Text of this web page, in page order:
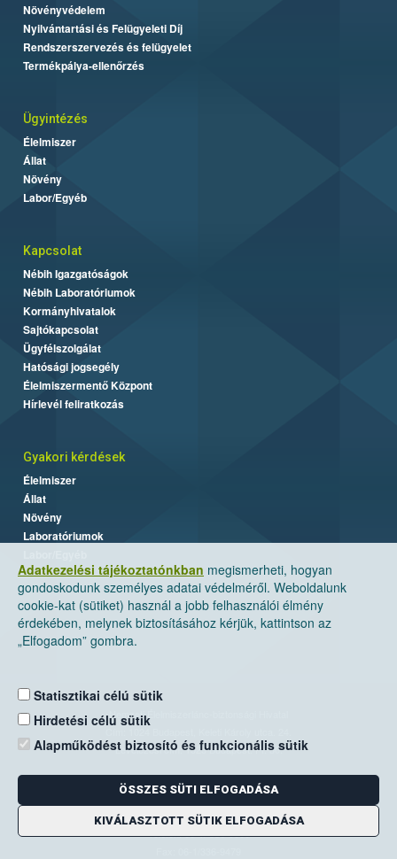
Adatkezelési tájékoztatónkban megismerheti, hogyan
gondoskodunk személyes adatai védelméről. Weboldalunk
cookie-kat (sütiket) használ a jobb felhasználói élmény
érdekében, melynek biztosításához kérjük, kattintson az
„Elfogadom” gombra.
Statisztikai célú sütik
Hirdetési célú sütik
Alapműködést biztosító és funkcionális sütik
ÖSSZES SÜTI ELFOGADÁSA
KIVÁLASZTOTT SÜTIK ELFOGADÁSA
Növényvédelem
Nyilvántartási és Felügyeleti Díj
Rendszerszervezés és felügyelet
Termékpálya-ellenőrzés
Ügyintézés
Élelmiszer
Állat
Növény
Labor/Egyéb
Kapcsolat
Nébih Igazgatóságok
Nébih Laboratóriumok
Kormányhivatalok
Sajtókapcsolat
Ügyfélszolgálat
Hatósági jogsegély
Élelmiszermentő Központ
Hírlevél feliratkozás
Gyakori kérdések
Élelmiszer
Állat
Növény
Laboratóriumok
Nemzeti Élelmiszerlánc-biztonsági Hivatal
Levelezési cím: 1525 Budapest. Pf. 30.
E-mail:ugyfelszolgalat@nebih.gov.hu
Zöld szám: 06-80/263-244
Telefon: 06-1/ 336-9000